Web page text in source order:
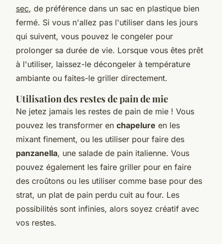
sec, de préférence dans un sac en plastique bien
fermé. Si vous n'allez pas l'utiliser dans les jours
qui suivent, vous pouvez le congeler pour
prolonger sa durée de vie. Lorsque vous êtes prêt
à l'utiliser, laissez-le décongeler à température
ambiante ou faites-le griller directement.
Utilisation des restes de pain de mie
Ne jetez jamais les restes de pain de mie ! Vous
pouvez les transformer en chapelure en les
mixant finement, ou les utiliser pour faire des
panzanella, une salade de pain italienne. Vous
pouvez également les faire griller pour en faire
des croûtons ou les utiliser comme base pour des
strat, un plat de pain perdu cuit au four. Les
possibilités sont infinies, alors soyez créatif avec
vos restes.